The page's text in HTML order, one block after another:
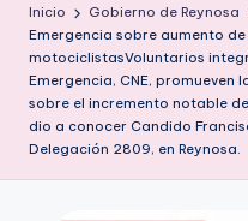
g
a
s
o
.
Inicio Gobierno de Reynosa
Emergencia sobre aumento
motociclistasVoluntarios
Emergencia, CNE,
sobre el incremento notable
dio a conocer Candido
Delegación 2809, en Reynosa.